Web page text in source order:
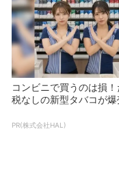
コンビニで買うのは損！
税なしの新型タバコが爆
PR(株式会社HAL)